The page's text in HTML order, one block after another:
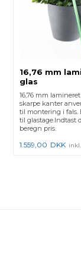
16,76 mm
glas
16,76 mm
skarpe kanter
til montering i fals.
til glastage.Indtast
beregn pris.
1.559,00 DKK